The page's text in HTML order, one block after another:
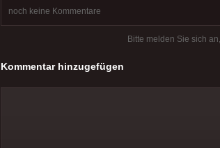
noch keine Kommentare
Bitte melden Sie sich
Kommentar hinzugefügen